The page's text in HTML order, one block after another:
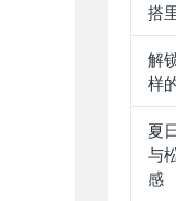
搭
解
样
夏
与
感